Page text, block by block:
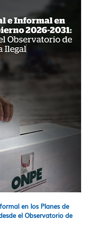
en los Planes de
el Observatorio de